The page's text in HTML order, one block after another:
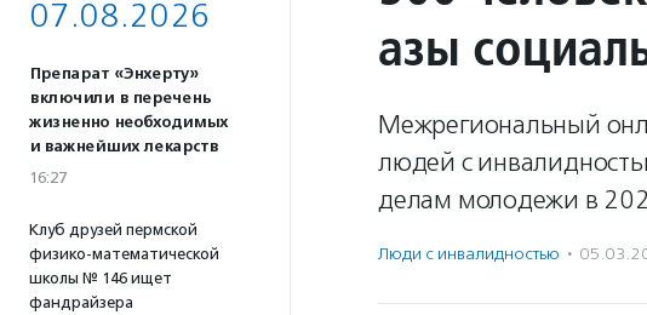
07.08.2026
Препарат «Энхерту»
включили в перечень
жизненно необходимых
и важнейших лекарств
16:27
Клуб друзей пермской
физико-математической
школы № 146 ищет
фандрайзера
азы
Межрегиональный
людей с
делам молодежи в
Люди с инвалидностью ·